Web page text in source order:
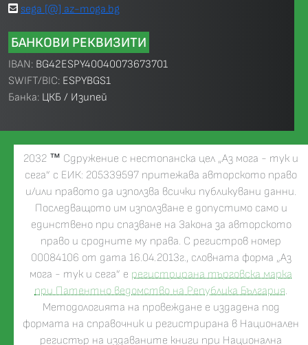
sega [@] az-moga.bg
БАНКОВИ РЕКВИЗИТИ
IBAN: BG42ESPY40040073673701
SWIFT/BIC: ESPYBGS1
Банка: ЦКБ / Изипей
2032 ™ Сдружение с нестопанска цел „Аз мога - тук и
сега” с ЕИК: 205339597 притежава авторското право
и/или правото да използва всички публикувани данни.
Последващото им използване е допустимо само и
единствено при спазване на Закона за авторското
право и сродните му права. С регистров номер
00084106 от дата 16.04.2013г., словната форма „Аз
мога - тук и сега” е регистрирана търговска марка
при Патентно ведомство на Република България.
Методологията на провеждане е издадена под
формата на справочник и регистрирана в Национален
регистър на издаваните книги при Национална